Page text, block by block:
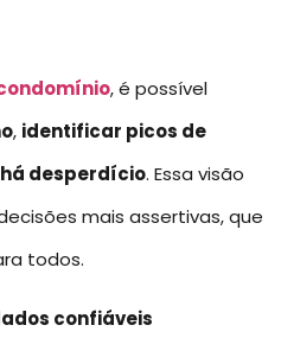
, é possível
, identificar picos de
desperdício. Essa visão
mais assertivas, que
todos.
confiáveis